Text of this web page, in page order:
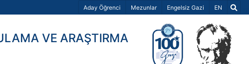
Aday Öğrenci Mezunlar Engelsiz Gazi Dil Seçiniz
EN
VE ARAŞTIRMA